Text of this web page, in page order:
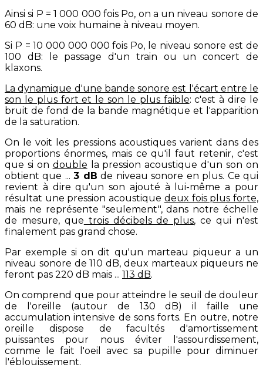
Ainsi si P = 1 000 000 fois Po, on a un niveau sonore de
60 dB: une voix humaine à niveau moyen.
Si P = 10 000 000 000 fois Po, le niveau sonore est de
100 dB: le passage d'un train ou un concert de
klaxons.
La dynamique d'une bande sonore est l'écart entre le
son le plus fort et le son le plus faible: c'est à dire le
bruit de fond de la bande magnétique et l'apparition
de la saturation.
On le voit les pressions acoustiques varient dans des
proportions énormes, mais ce qu'il faut retenir, c'est
que si on double la pression acoustique d'un son on
obtient que ...3 dB de niveau sonore en plus. Ce qui
revient à dire qu'un son ajouté à lui-même a pour
résultat une pression acoustique deux fois plus forte,
mais ne représente "seulement", dans notre échelle
de mesure, que trois décibels de plus, ce qui n'est
finalement pas grand chose.
Par exemple si on dit qu'un marteau piqueur a un
niveau sonore de 110 dB, deux marteaux piqueurs ne
feront pas 220 dB mais ... 113 dB.
On comprend que pour atteindre le seuil de douleur
de l'oreille (autour de 130 dB) il faille une
accumulation intensive de sons forts. En outre, notre
oreille dispose de facultés d'amortissement
puissantes pour nous éviter l'assourdissement,
comme le fait l'oeil avec sa pupille pour diminuer
l'éblouissement.